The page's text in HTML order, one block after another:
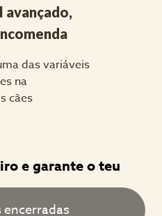
avançado,
das variáveis
na
cães
e garante o teu
encerradas